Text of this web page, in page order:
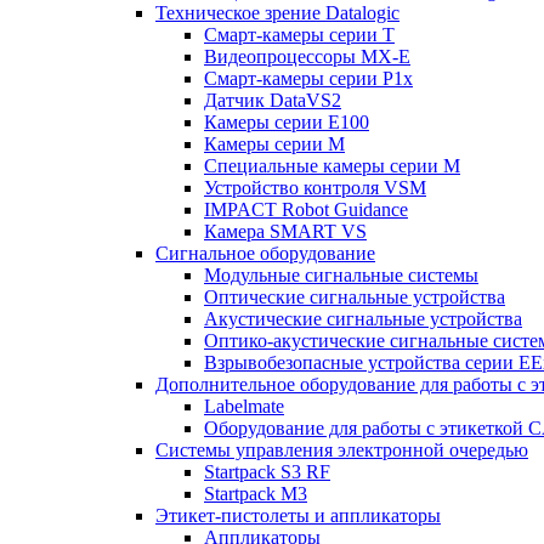
Техническое зрение Datalogic
Смарт-камеры серии T
Видеопроцессоры MX-E
Смарт-камеры серии P1x
Датчик DataVS2
Камеры серии E100
Камеры серии M
Специальные камеры серии M
Устройство контроля VSM
IMPACT Robot Guidance
Камера SMART VS
Cигнальное оборудование
Модульные сигнальные системы
Оптические сигнальные устройства
Акустические сигнальные устройства
Оптико-акустические сигнальные
Взрывобезопасные устройства серии
Дополнительное оборудование для работы с
Labelmate
Оборудование для работы с этикеткой
Системы управления электронной очередью
Startpack S3 RF
Startpack M3
Этикет-пистолеты и аппликаторы
Аппликаторы